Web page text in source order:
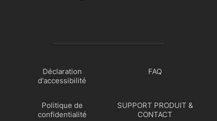
Déclaration
d'accessibilité
FAQ
Politique de
confidentialité
SUPPORT PRODUIT &
CONTACT